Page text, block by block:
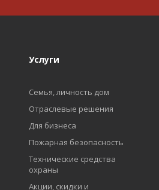
Услуги
Семья, личность дом
Отраслевые решения
Для бизнеса
Пожарная безопасность
Технические средства
охраны
Акции, скидки и